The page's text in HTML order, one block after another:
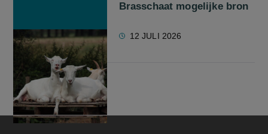
Brasschaat mogelijke bron
12 JULI 2026